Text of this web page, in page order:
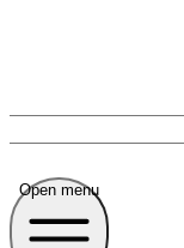
Open menu